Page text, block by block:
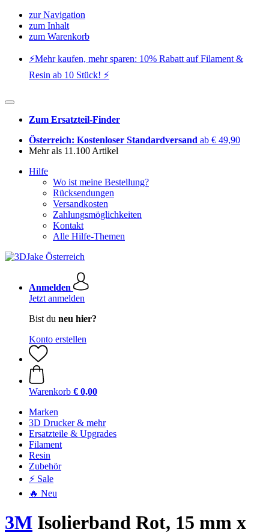
zur Navigation
zum Inhalt
zum Warenkorb
⚡️Mehr kaufen, mehr sparen: 10% Rabatt auf Filament &
Resin ab 10 Stück! ⚡️
Zum Ersatzteil-Finder
Österreich: Kostenloser Standardversand ab € 49,90
Mehr als 11.100 Artikel
Hilfe
Wo ist meine Bestellung?
Rücksendungen
Versandkosten
Zahlungsmöglichkeiten
Kontakt
Alle Hilfe-Themen
Anmelden
Jetzt anmelden
Bist du neu hier?
Konto erstellen
Warenkorb € 0,00
Marken
3D Drucker & mehr
Ersatzteile & Upgrades
Filament
Resin
Zubehör
⚡ Sale
🔥 Neu
3M Isolierband Rot, 15 mm x